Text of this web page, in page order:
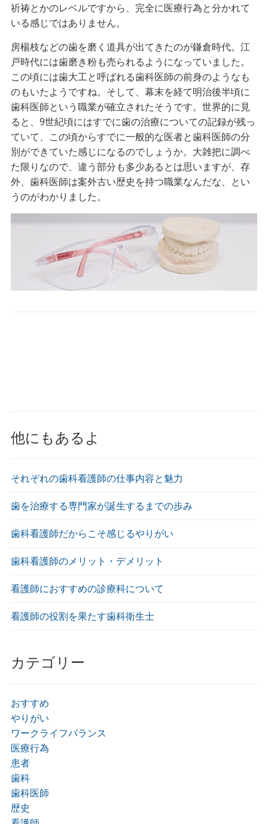
祈祷とかのレベルですから、完全に医療行為と分かれて
いる感じではありません。
房楊枝などの歯を磨く道具が出てきたのが鎌倉時代。江
戸時代には歯磨き粉も売られるようになっていました。
この頃には歯大工と呼ばれる歯科医師の前身のようなも
のもいたようですね。そして、幕末を経て明治後半頃に
歯科医師という職業が確立されたそうです。世界的に見
ると、9世紀頃にはすでに歯の治療についての記録が残っ
ていて、この頃からすでに一般的な医者と歯科医師の分
別ができていた感じになるのでしょうか。大雑把に調べ
た限りなので、違う部分も多少あるとは思いますが、存
外、歯科医師は案外古い歴史を持つ職業なんだな、とい
うのがわかりました。
他にもあるよ
それぞれの歯科看護師の仕事内容と魅力
歯を治療する専門家が誕生するまでの歩み
歯科看護師だからこそ感じるやりがい
歯科看護師のメリット・デメリット
看護師におすすめの診療科について
看護師の役割を果たす歯科衛生士
カテゴリー
おすすめ
やりがい
ワークライフバランス
医療行為
患者
歯科
歯科医師
歴史